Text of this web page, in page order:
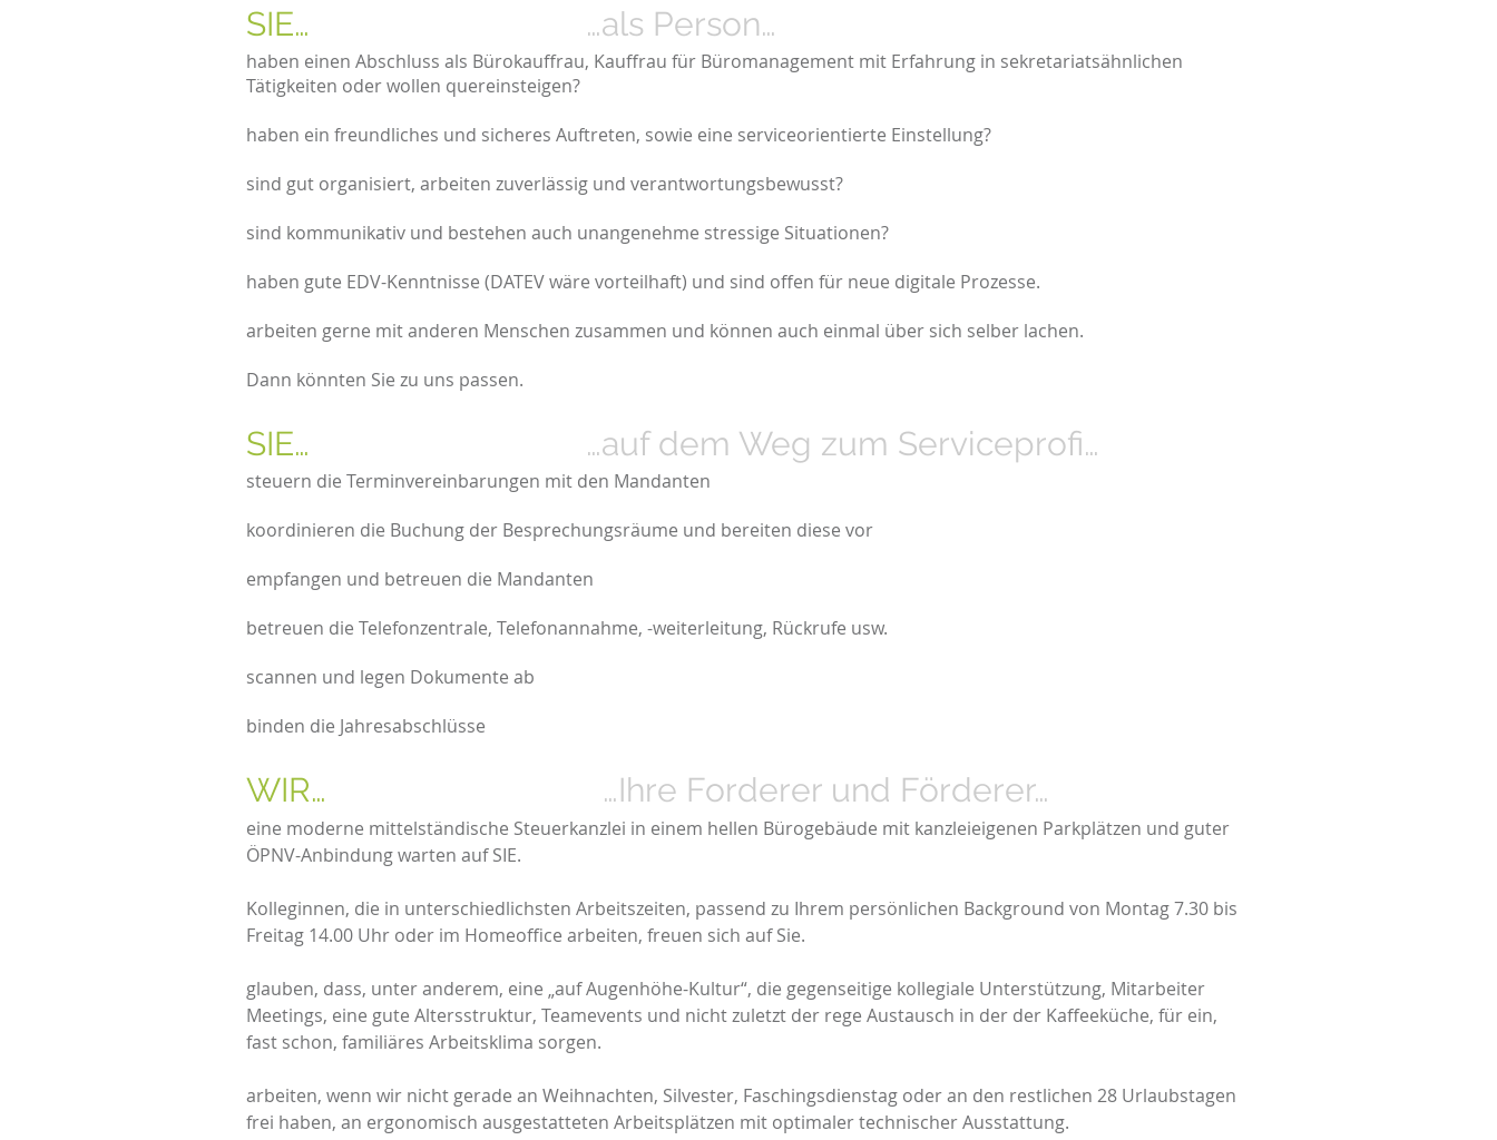
SIE… …als Person…
haben einen Abschluss als Bürokauffrau, Kauffrau für Büromanagement mit Erfahrung in sekretariatsähnlichen
Tätigkeiten oder wollen quereinsteigen?
haben ein freundliches und sicheres Auftreten, sowie eine serviceorientierte Einstellung?
sind gut organisiert, arbeiten zuverlässig und verantwortungsbewusst?
sind kommunikativ und bestehen auch unangenehme stressige Situationen?
haben gute EDV-Kenntnisse (DATEV wäre vorteilhaft) und sind offen für neue digitale Prozesse.
arbeiten gerne mit anderen Menschen zusammen und können auch einmal über sich selber lachen.
Dann könnten Sie zu uns passen.
SIE… …auf dem Weg zum Serviceprofi…
steuern die Terminvereinbarungen mit den Mandanten
koordinieren die Buchung der Besprechungsräume und bereiten diese vor
empfangen und betreuen die Mandanten
betreuen die Telefonzentrale, Telefonannahme, -weiterleitung, Rückrufe usw.
scannen und legen Dokumente ab
binden die Jahresabschlüsse
WIR… …Ihre Forderer und Förderer…
eine moderne mittelständische Steuerkanzlei in einem hellen Bürogebäude mit kanzleieigenen Parkplätzen und guter
ÖPNV-Anbindung warten auf SIE.
Kolleginnen, die in unterschiedlichsten Arbeitszeiten, passend zu Ihrem persönlichen Background von Montag 7.30 bis
Freitag 14.00 Uhr oder im Homeoffice arbeiten, freuen sich auf Sie.
glauben, dass, unter anderem, eine „auf Augenhöhe-Kultur“, die gegenseitige kollegiale Unterstützung, Mitarbeiter
Meetings, eine gute Altersstruktur, Teamevents und nicht zuletzt der rege Austausch in der der Kaffeeküche, für ein,
fast schon, familiäres Arbeitsklima sorgen.
arbeiten, wenn wir nicht gerade an Weihnachten, Silvester, Faschingsdienstag oder an den restlichen 28 Urlaubstagen
frei haben, an ergonomisch ausgestatteten Arbeitsplätzen mit optimaler technischer Ausstattung.